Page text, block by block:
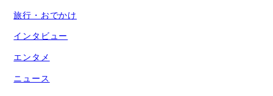
旅行・おでかけ
インタビュー
エンタメ
ニュース